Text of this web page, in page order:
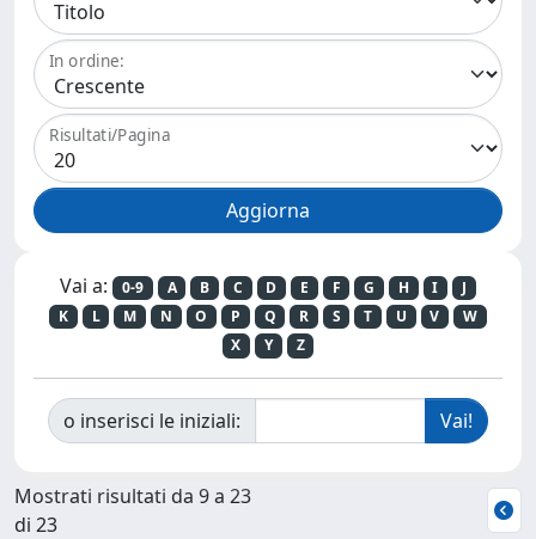
In ordine:
Risultati/Pagina
Vai a: 0-9 A B C D E F G H I
J
K
L M N O P Q R S T U V
W
X
Y Z
o inserisci le iniziali:
Mostrati risultati da 9 a 23
di 23